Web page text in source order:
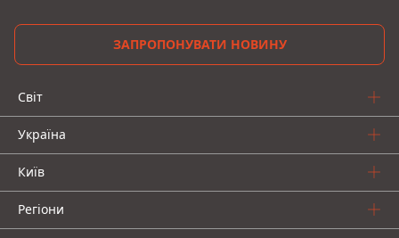
ЗАПРОПОНУВАТИ НОВИНУ
Світ
Україна
Київ
Регіони